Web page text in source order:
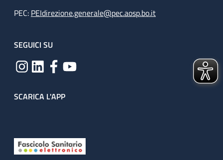
PEC: PEIdirezione.generale@pec.aosp.bo.it
SEGUICI SU
SCARICA L'APP